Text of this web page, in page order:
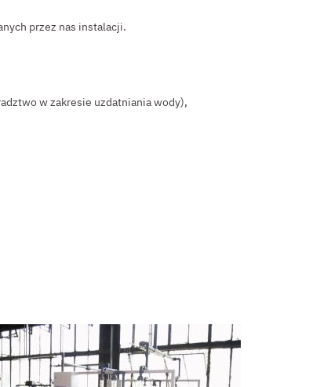
przez nas instalacji.
w zakresie uzdatniania wody),